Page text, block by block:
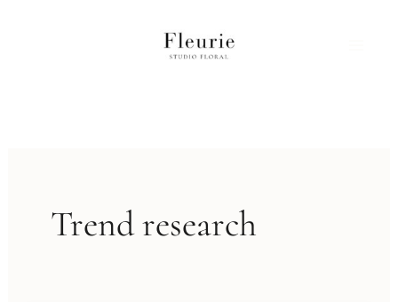
Trend research